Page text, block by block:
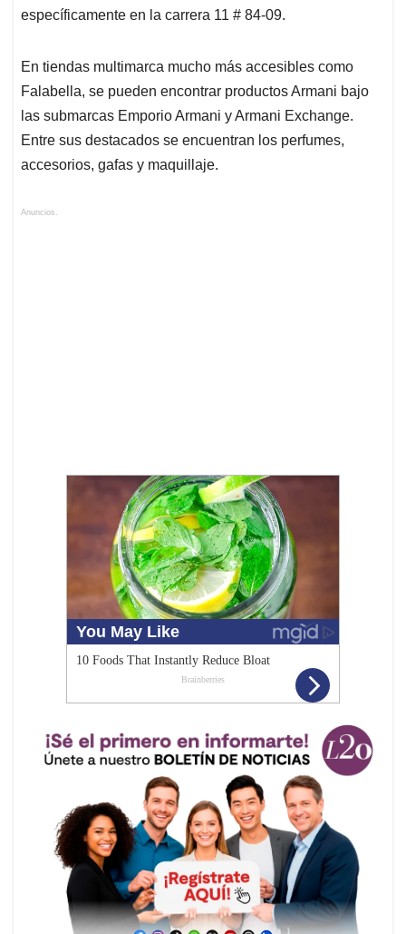
específicamente en la carrera 11 # 84-09.
En tiendas multimarca mucho más accesibles como
Falabella, se pueden encontrar productos Armani bajo
las submarcas Emporio Armani y Armani Exchange.
Entre sus destacados se encuentran los perfumes,
accesorios, gafas y maquillaje.
Anuncios.